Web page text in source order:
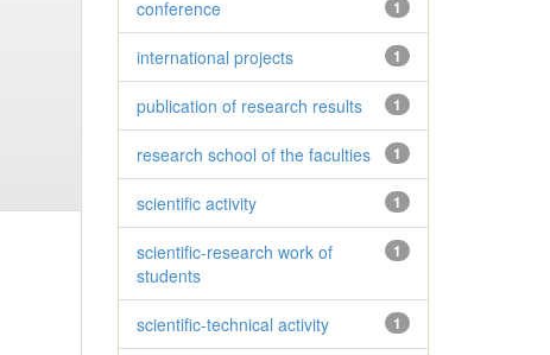
1
conference
1
international projects
1
publication of research results
1
research school of the faculties
1
scientific activity
1
scientific-research work of
students
1
scientific-technical activity